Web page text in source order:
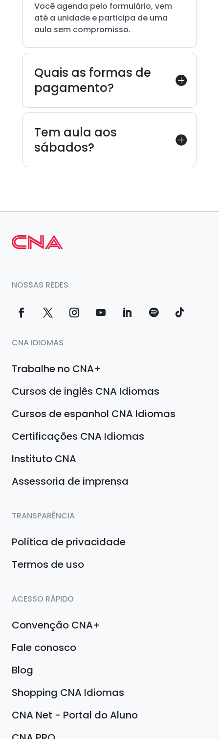
Você agenda pelo formulário, vem
até a unidade e participa de uma
aula sem compromisso.
Quais as formas de
pagamento?
Tem aula aos
sábados?
NOSSAS REDES
CNA IDIOMAS
Trabalhe no CNA+
Cursos de inglês CNA Idiomas
Cursos de espanhol CNA Idiomas
Certificações CNA Idiomas
Instituto CNA
Assessoria de imprensa
TRANSPARÊNCIA
Política de privacidade
Termos de uso
ACESSO RÁPIDO
Convenção CNA+
Fale conosco
Blog
Shopping CNA Idiomas
CNA Net - Portal do Aluno